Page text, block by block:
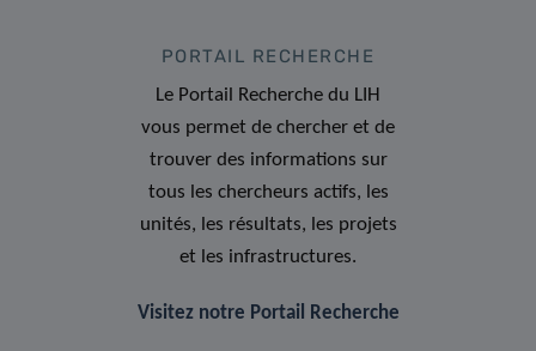
PORTAIL RECHERCHE
Le Portail Recherche du LIH
vous permet de chercher et de
trouver des informations sur
tous les chercheurs actifs, les
unités, les résultats, les projets
et les infrastructures.
Visitez notre Portail Recherche